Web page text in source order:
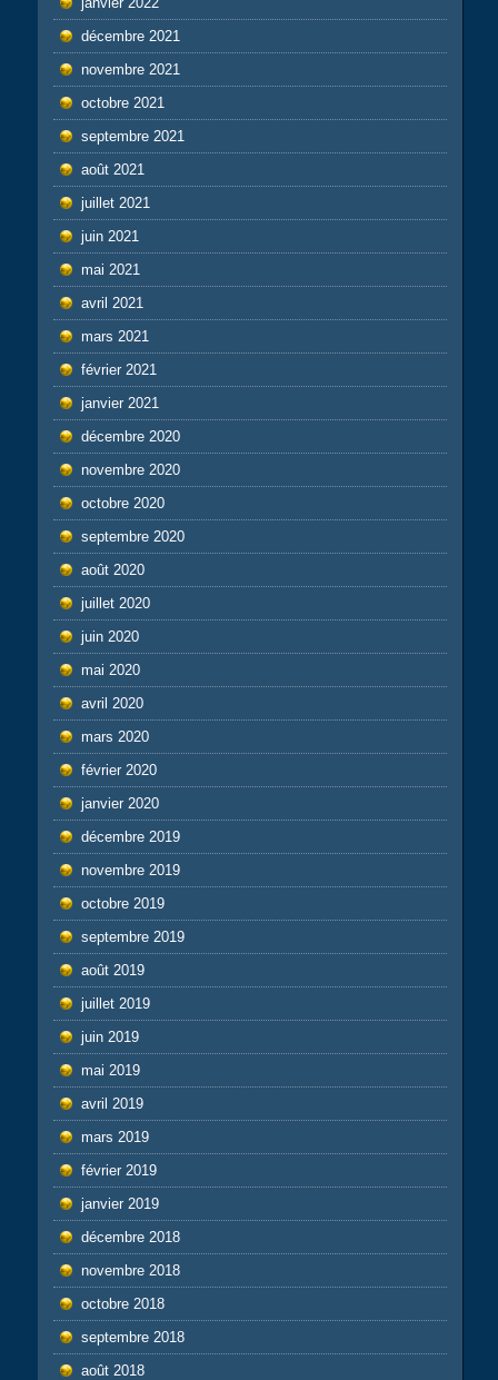
décembre 2021
novembre 2021
octobre 2021
septembre 2021
août 2021
juillet 2021
juin 2021
mai 2021
avril 2021
mars 2021
février 2021
janvier 2021
décembre 2020
novembre 2020
octobre 2020
septembre 2020
août 2020
juillet 2020
juin 2020
mai 2020
avril 2020
mars 2020
février 2020
janvier 2020
décembre 2019
novembre 2019
octobre 2019
septembre 2019
août 2019
juillet 2019
juin 2019
mai 2019
avril 2019
mars 2019
février 2019
janvier 2019
décembre 2018
novembre 2018
octobre 2018
septembre 2018
août 2018